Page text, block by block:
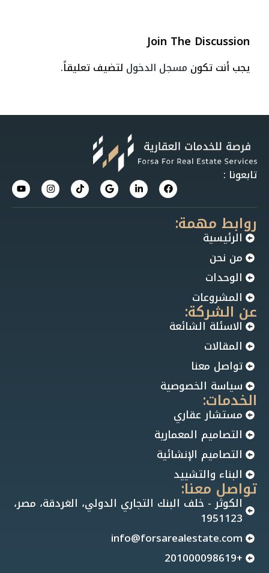
Join The Discussion
يجب أنت تكون مسجل الدخول لتضيف تعليقاً.
تابعونا :
روابط مهمة:
الرئيسية
من نحن
الوحدات
المشروعات
عن الشركة:
الاسئلة الشائعة
المقالات
تواصل معنا
سياسة الخصوصية
الخدمات:
مستشار عقاري
التصاميم المعمارية
التصاميم الإنشائية
البناء والتشييد
تواصل معنا:
الكوثر - خلف البنك التجاري الدولي، الغردقة، مصر،
1951123
info@forsarealestate.com
+201000098619